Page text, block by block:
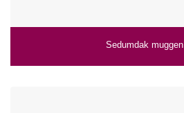
Sedumdak muggen